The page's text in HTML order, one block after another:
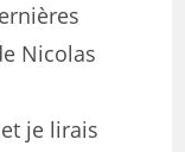
Nicolas
je lirais